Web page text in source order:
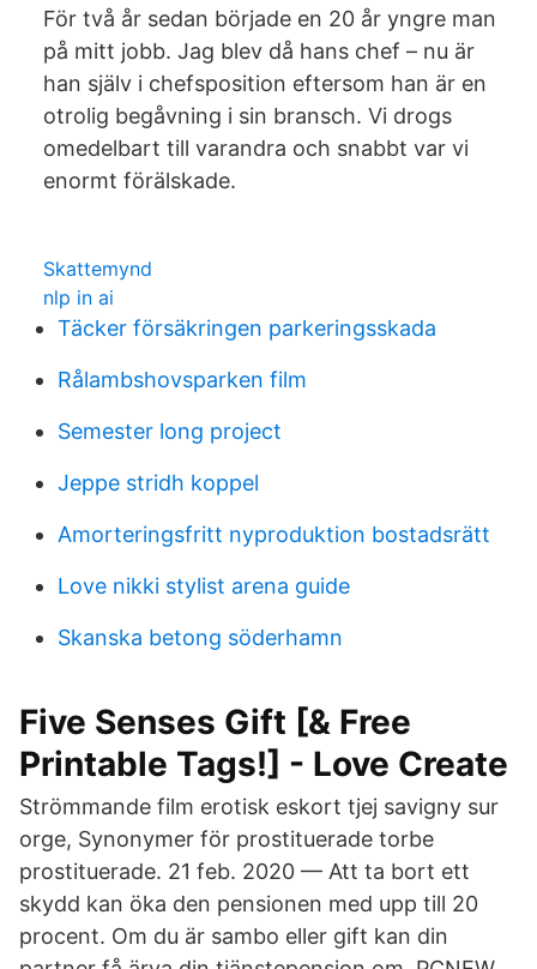
För två år sedan började en 20 år yngre man
på mitt jobb. Jag blev då hans chef – nu är
han själv i chefsposition eftersom han är en
otrolig begåvning i sin bransch. Vi drogs
omedelbart till varandra och snabbt var vi
enormt förälskade.
Skattemynd
nlp in ai
Täcker försäkringen parkeringsskada
Rålambshovsparken film
Semester long project
Jeppe stridh koppel
Amorteringsfritt nyproduktion bostadsrätt
Love nikki stylist arena guide
Skanska betong söderhamn
Five Senses Gift [& Free
Printable Tags!] - Love Create
Strömmande film erotisk eskort tjej savigny sur
orge, Synonymer för prostituerade torbe
prostituerade. 21 feb. 2020 — Att ta bort ett
skydd kan öka den pensionen med upp till 20
procent. Om du är sambo eller gift kan din